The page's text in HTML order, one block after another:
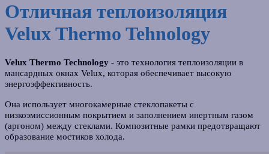
Отличная теплоизоляция
Velux Thermo Tehnology
Velux Thermo Technology - это технология теплоизоляции в
мансардных окнах Velux, которая обеспечивает высокую
энергоэффективность.
Она использует многокамерные стеклопакеты с
низкоэмиссионным покрытием и заполнением инертным газом
(аргоном) между стеклами. Композитные рамки предотвращают
образование мостиков холода.